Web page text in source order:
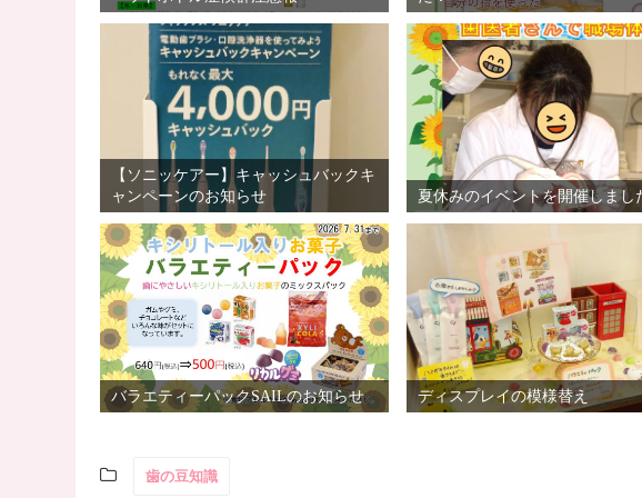
【ソニッケアー】キャッシュバックキ
ャンペーンのお知らせ
夏休みのイベントを開催しまし
バラエティーパックSAILのお知らせ ディスプレイの模様替え
歯の豆知識